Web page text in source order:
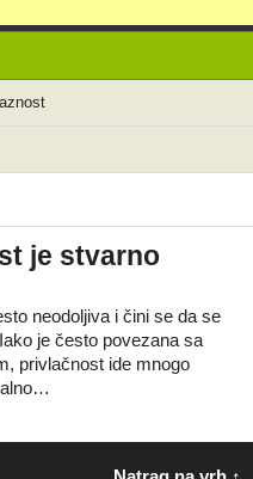
je stvarno
neodoljiva i čini se da se
je često povezana sa
privlačnost ide mnogo